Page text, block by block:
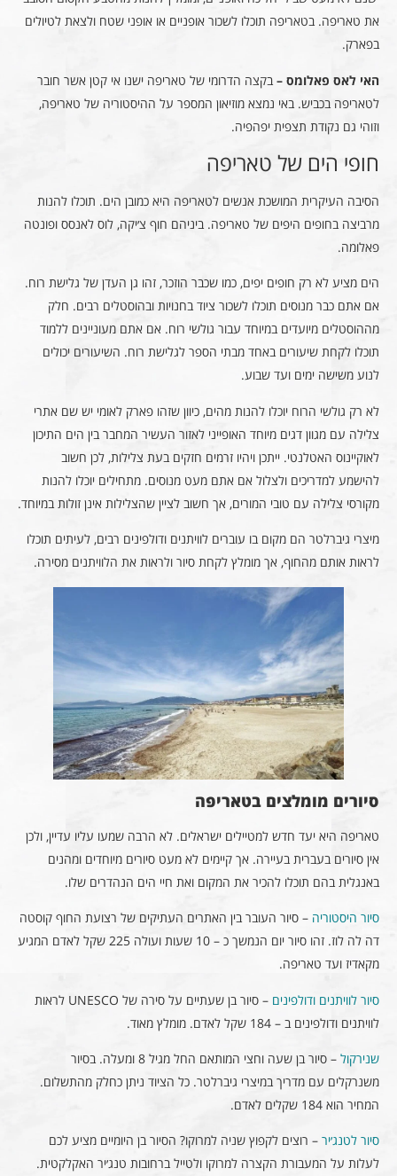
את טאריפה. בטאריפה תוכלו לשכור אופניים או אופני שטח ולצאת לטיולים
בפארק.
האי לאס פאלומס – בקצה הדרומי של טאריפה ישנו אי קטן אשר חובר
לטאריפה בכביש. באי נמצא מוזיאון המספר על ההיסטוריה של טאריפה,
וזוהי גם נקודת תצפית יפהפיה.
חופי הים של טאריפה
הסיבה העיקרית המושכת אנשים לטאריפה היא כמובן הים. תוכלו להנות
מרביצה בחופים היפים של טאריפה. ביניהם חוף צ׳יקה, לוס לאנסס ופונטה
פאלומה.
הים מציע לא רק חופים יפים, כמו שכבר הוזכר, זהו גן העדן של גלישת רוח.
אם אתם כבר מנוסים תוכלו לשכור ציוד בחנויות ובהוסטלים רבים. חלק
מההוסטלים מיועדים במיוחד עבור גולשי רוח. אם אתם מעוניינים ללמוד
תוכלו לקחת שיעורים באחד מבתי הספר לגלישת רוח. השיעורים יכולים
לנוע משישה ימים ועד שבוע.
לא רק גולשי הרוח יוכלו להנות מהים, כיוון שזהו פארק לאומי יש שם אתרי
צלילה עם מגוון דגים מיוחד האופייני לאזור העשיר המחבר בין הים התיכון
לאוקיינוס האטלנטי. ייתכן ויהיו זרמים חזקים בעת צלילות, לכן חשוב
להישמע למדריכים ולצלול אם אתם מעט מנוסים. מתחילים יוכלו להנות
מקורסי צלילה עם טובי המורים, אך חשוב לציין שהצלילות אינן זולות במיוחד.
מיצרי גיברלטר הם מקום בו עוברים לוויתנים ודולפינים רבים, לעיתים תוכלו
לראות אותם מהחוף, אך מומלץ לקחת סיור ולראות את הלוויתנים מסירה.
סיורים מומלצים בטאריפה
טאריפה היא יעד חדש למטיילים ישראלים. לא הרבה שמעו עליו עדיין, ולכן
אין סיורים בעברית בעיירה. אך קיימים לא מעט סיורים מיוחדים ומהנים
באנגלית בהם תוכלו להכיר את המקום ואת חיי הים הנהדרים שלו.
סיור היסטוריה – סיור העובר בין האתרים העתיקים של רצועת החוף קוסטה
דה לה לוז. זהו סיור יום הנמשך כ – 10 שעות ועולה 225 שקל לאדם המגיע
מקאדיז ועד טאריפה.
סיור לוויתנים ודולפינים
– סיור בן שעתיים על סירה של UNESCO לראות
לוויתנים ודולפינים ב – 184 שקל לאדם. מומלץ מאוד.
שנירקול
– סיור בן שעה וחצי המותאם החל מגיל 8 ומעלה. בסיור
משנרקלים עם מדריך במיצרי גיברלטר. כל הציוד ניתן כחלק מהתשלום.
המחיר הוא 184 שקלים לאדם.
סיור לטנג׳יר – רוצים לקפוץ שניה למרוקו? הסיור בן היומיים מציע לכם
לעלות על המעבורת הקצרה למרוקו ולטייל ברחובות טנג׳יר האקלקטית.